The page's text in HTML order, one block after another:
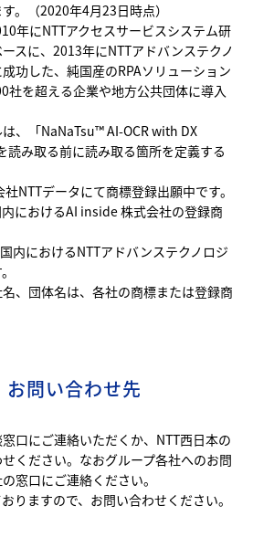
。（2020年4月23日時点）
年にNTTアクセスサービスシステム研
スに、2013年にNTTアドバンステクノ
功した、純国産のRPAソリューション
社を超える企業や地方公共団体に導入
、「NaNaTsu™ AI-OCR with DX
み取る前に読み取る箇所を定義する
NTTデータにて商標登録出願中です。
におけるAI inside 株式会社の登録商
内におけるNTTアドバンステクノロジ
、団体名は、各社の商標または登録商
問い合わせ先
口にご連絡いただくか、NTT西日本の
ください。なおグループ各社へのお問
窓口にご連絡ください。
りますので、お問い合わせください。